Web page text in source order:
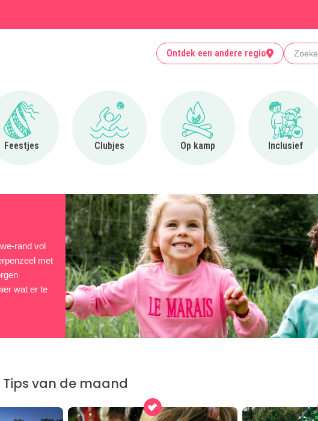
Ontdek een andere regio Zoeken
Feestjes
Ga naar Feestjes
Clubjes
Ga naar Clubjes
Op kamp
Ga naar Op kamp
Inclusief
Ga
rand vol
met
wat er te
Tips van de maand